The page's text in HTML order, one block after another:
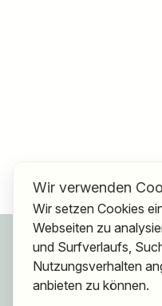
Wir verwenden
Wir setzen Cookies
Webseiten zu
und Surfverlaufs,
Nutzungsverhalten
anbieten zu können.